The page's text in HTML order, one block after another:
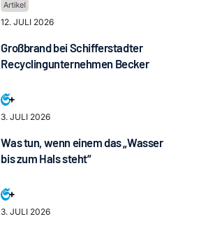
12. JULI 2026
Großbrand bei Schifferstadter
Recyclingunternehmen Becker
3. JULI 2026
Was tun, wenn einem das „Wasser
bis zum Hals steht“
3. JULI 2026